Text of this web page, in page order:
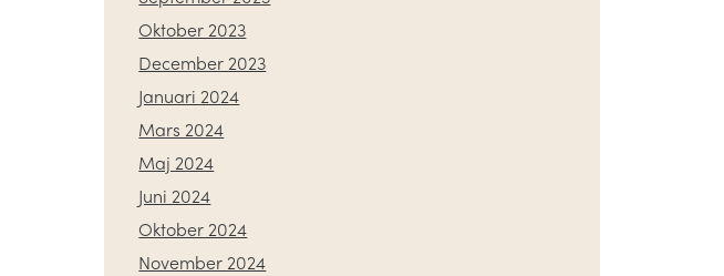
Oktober 2023
December 2023
Januari 2024
Mars 2024
Maj 2024
Juni 2024
Oktober 2024
November 2024